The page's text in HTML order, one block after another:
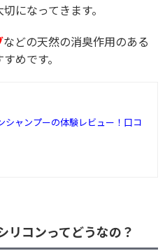
になってきます。
などの天然の消臭作用のある
めです。
シャンプーの体験レビュー！口コ
リコンってどうなの？